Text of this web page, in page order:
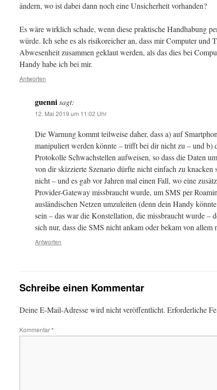
ändern, wo ist dabei dann noch eine Unsicherheit vorhanden?
Es wäre wirklich schade, wenn diese praktische Handhabung
würde. Ich sehe es als risikoreicher an, dass mir Computer
Abwesenheit zusammen geklaut werden, als das dies bei
Handy habe ich bei mir.
Antworten
guennisagt:
12. Mai 2019 um 11:02 Uhr
Die Warnung kommt teilweise daher, dass a) auf
manipuliert werden könnte – trifft bei dir nicht zu – und
Protokolle Schwachstellen aufweisen, so dass die Daten
von dir skizzierte Szenario dürfte nicht einfach zu
nicht – und es gab vor Jahren mal einen Fall, wo eine
Provider-Gateway missbraucht wurde, um SMS per
ausländischen Netzen umzuleiten (denn dein Handy
sein – das war die Konstellation, die missbraucht wurde –
sich nur, dass die SMS nicht ankam oder bekam von allem
Antworten
Schreibe einen Kommentar
Deine E-Mail-Adresse wird nicht veröffentlicht. Erforderliche
Kommentar*